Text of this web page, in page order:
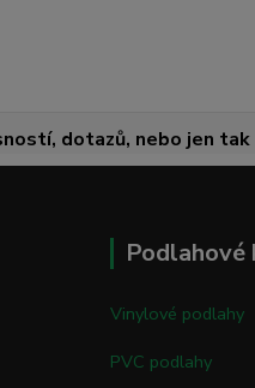
dotazů, nebo jen
Vinylové podlahy
PVC podlahy